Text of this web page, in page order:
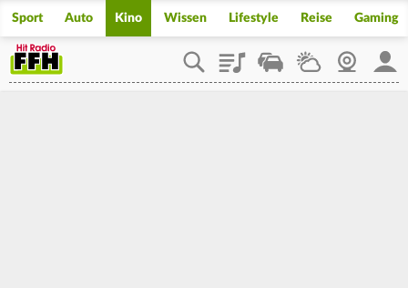
Sport Auto Kino Wissen Lifestyle Reise Gaming
PlaylistStaupilotWetterWebcam